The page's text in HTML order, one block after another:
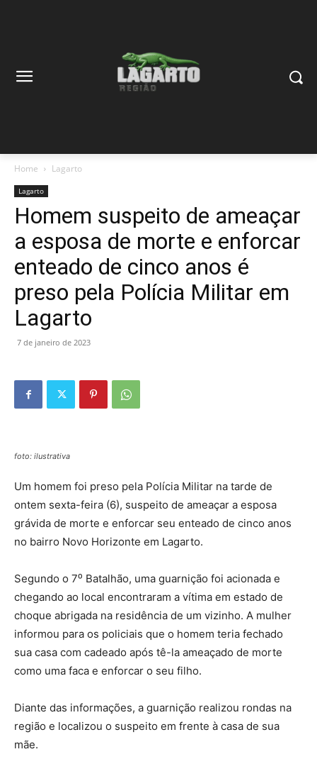
Home Lagarto
Lagarto
Homem suspeito de ameaçar
a esposa de morte e enforcar
enteado de cinco anos é
preso pela Polícia Militar em
Lagarto
7 de janeiro de 2023
foto: ilustrativa
Um homem foi preso pela Polícia Militar na tarde de
ontem sexta-feira (6), suspeito de ameaçar a esposa
grávida de morte e enforcar seu enteado de cinco anos
no bairro Novo Horizonte em Lagarto.
Segundo o 7⁰ Batalhão, uma guarnição foi acionada e
chegando ao local encontraram a vítima em estado de
choque abrigada na residência de um vizinho. A mulher
informou para os policiais que o homem teria fechado
sua casa com cadeado após tê-la ameaçado de morte
como uma faca e enforcar o seu filho.
Diante das informações, a guarnição realizou rondas na
região e localizou o suspeito em frente à casa de sua
mãe.